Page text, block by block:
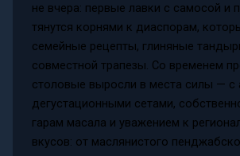
не вчера: первые лавки с самосой и
тянутся корнями к диаспорам,
семейные рецепты, глиняные
совместной трапезы. Со временем
столовые выросли в места силы — с
дегустационными сетами,
гарам масала и уважением к
вкусов: от маслянистого